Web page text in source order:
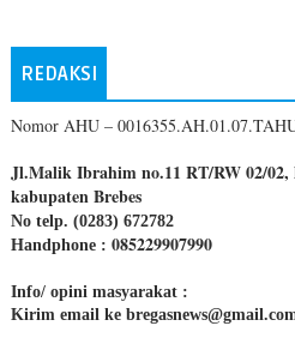
REDAKSI
Nomor AHU –
Jl.Malik Ibrahim no.11 RT/RW 02/02,
kabupaten Brebes
No telp. (0283) 672782
Handphone : 085229907990
Info/ opini masyarakat :
Kirim email ke